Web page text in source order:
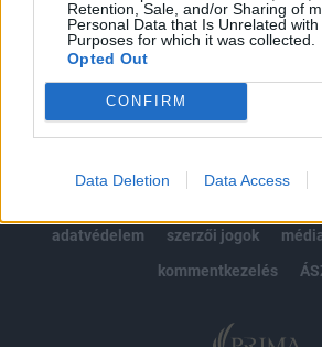
Retention, Sale, and/or Sharing of
Personal Data that Is Unrelated
Purposes for which it was collected.
Opted Out
CONFIRM
Data Deletion Data Access
adatvédelem
szerzői jogok
kommentkezelés